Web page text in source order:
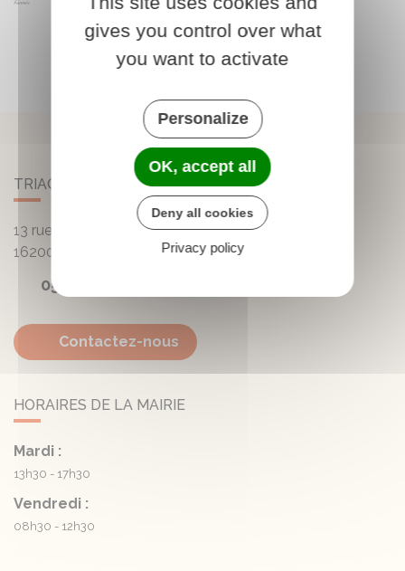
TRIAC-LAUTRAIT
13 rue de la Mairie - Lautrait
16200
05 45 81 05 41
Contactez-nous
HORAIRES DE LA MAIRIE
Mardi :
13h30 - 17h30
Vendredi :
08h30 - 12h30
gives you control over what
you want to activate
Personalize
OK, accept all
Deny all cookies
Privacy policy